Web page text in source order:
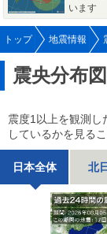
います
トップ 地震情報
震央分布
震度1以上を観測し
しているかを見る
日本全体 北